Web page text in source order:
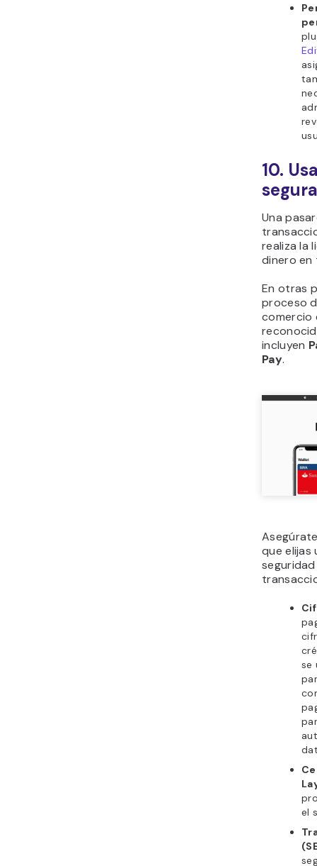
10.
Una
realiza la
dinero en
En otras
proceso
comercio
incluyen
Pay.
que elijas
se
el